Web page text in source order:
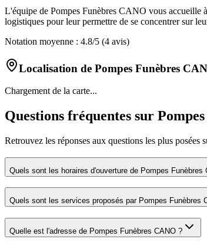
L'équipe de Pompes Funèbres CANO vous accueille
logistiques pour leur permettre de se concentrer sur
Notation moyenne : 4.8/5 (4 avis)
Localisation de Pompes Funèbres
Chargement de la carte...
Questions fréquentes sur
Retrouvez les réponses aux questions les plus posées
Quels sont les horaires d'ouverture de Pompes Funèbres
Quels sont les services proposés par Pompes Funèbres
Quelle est l'adresse de Pompes Funèbres CANO ?